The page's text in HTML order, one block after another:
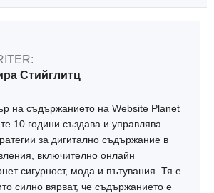
Стийглитц
на съдържанието на Website Planet
10 години създава и управлява
за дигитално съдържание в
включително онлайн
сигурност, мода и пътувания. Тя е
силно вярват, че съдържанието е